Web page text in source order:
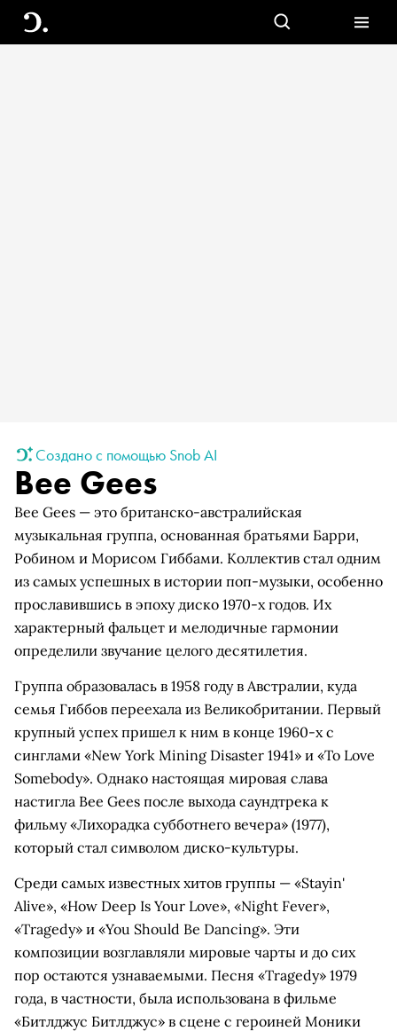
Создано с помощью Snob AI
Bee Gees
Bee Gees — это британско-австралийская
музыкальная группа, основанная братьями Барри,
Робином и Морисом Гиббами. Коллектив стал одним
из самых успешных в истории поп-музыки, особенно
прославившись в эпоху диско 1970-х годов. Их
характерный фальцет и мелодичные гармонии
определили звучание целого десятилетия.
Группа образовалась в 1958 году в Австралии, куда
семья Гиббов переехала из Великобритании. Первый
крупный успех пришел к ним в конце 1960-х с
синглами «New York Mining Disaster 1941» и «To Love
Somebody». Однако настоящая мировая слава
настигла Bee Gees после выхода саундтрека к
фильму «Лихорадка субботнего вечера» (1977),
который стал символом диско-культуры.
Среди самых известных хитов группы — «Stayin'
Alive», «How Deep Is Your Love», «Night Fever»,
«Tragedy» и «You Should Be Dancing». Эти
композиции возглавляли мировые чарты и до сих
пор остаются узнаваемыми. Песня «Tragedy» 1979
года, в частности, была использована в фильме
«Битлджус Битлджус» в сцене с героиней Моники